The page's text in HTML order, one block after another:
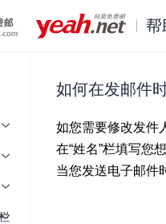
帮
如何在发邮件